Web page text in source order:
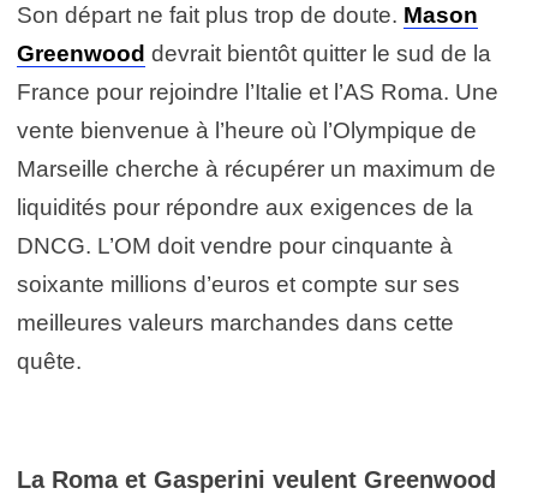
Son départ ne fait plus trop de doute. Mason
Greenwood devrait bientôt quitter le sud de la
France pour rejoindre l’Italie et l’AS Roma. Une
vente bienvenue à l’heure où l’Olympique de
Marseille cherche à récupérer un maximum de
liquidités pour répondre aux exigences de la
DNCG. L’OM doit vendre pour cinquante à
soixante millions d’euros et compte sur ses
meilleures valeurs marchandes dans cette
quête.
La Roma et Gasperini veulent Greenwood